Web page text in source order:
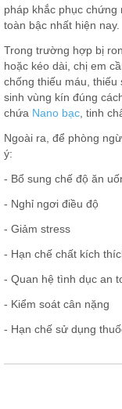
pháp khắc phục
toàn bậc nhất hiện nay.
Trong trường hợp bị
hoặc kéo dài, chị em
chống thiếu máu,
sinh vùng kín đúng
chứa Nano bạc , tinh
Ngoài ra, để phòng
ý:
- Bổ sung chế độ ăn
- Nghỉ ngơi điều độ
- Giảm stress
- Hạn chế chất kích
- Quan hệ tình dục an
- Kiểm soát cân nặng
- Hạn chế sử dụng